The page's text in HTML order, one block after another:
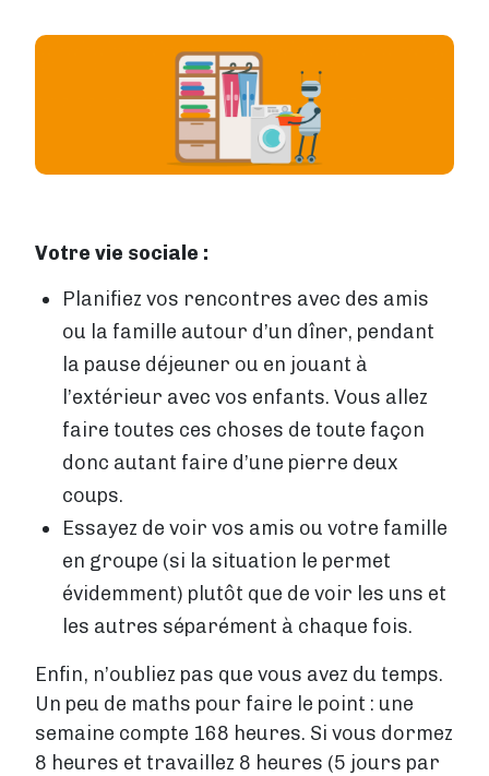
Votre vie sociale :
Planifiez vos rencontres avec des amis
ou la famille autour d’un dîner, pendant
la pause déjeuner ou en jouant à
l’extérieur avec vos enfants. Vous allez
faire toutes ces choses de toute façon
donc autant faire d’une pierre deux
coups.
Essayez de voir vos amis ou votre famille
en groupe (si la situation le permet
évidemment) plutôt que de voir les uns et
les autres séparément à chaque fois.
Enfin, n’oubliez pas que vous avez du temps.
Un peu de maths pour faire le point : une
semaine compte 168 heures. Si vous dormez
8 heures et travaillez 8 heures (5 jours par